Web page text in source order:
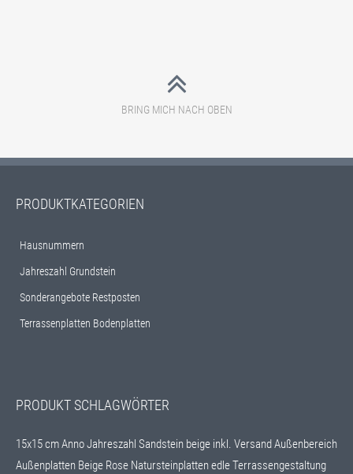
BRING MICH NACH OBEN
PRODUKTKATEGORIEN
Hausnummern
Jahreszahl Grundstein
Sonderangebote Restposten
Terrassenplatten Bodenplatten
PRODUKT SCHLAGWÖRTER
15x15 cmAnno Jahreszahl Sandstein beige inkl. Versand Außenbereich
Außenplatten Beige Rose Natursteinplattenedle Terrassengestaltung